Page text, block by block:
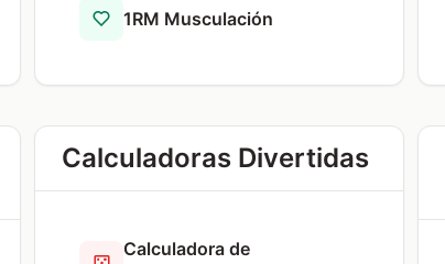
1RM Musculación
Calculadoras Divertidas
Calculadora de